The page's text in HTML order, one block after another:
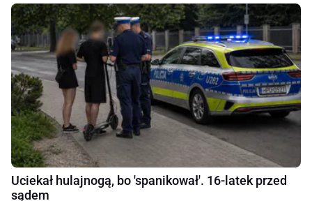
Uciekał hulajnogą, bo 'spanikował'. 16-latek przed
sądem